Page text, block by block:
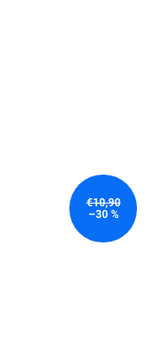
€10,90
–30 %